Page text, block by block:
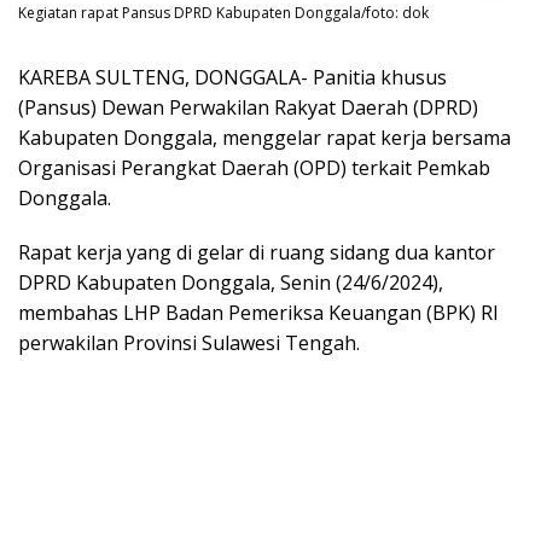
Kegiatan rapat Pansus DPRD Kabupaten Donggala/foto: dok
KAREBA SULTENG, DONGGALA- Panitia khusus
(Pansus) Dewan Perwakilan Rakyat Daerah (DPRD)
Kabupaten Donggala, menggelar rapat kerja bersama
Organisasi Perangkat Daerah (OPD) terkait Pemkab
Donggala.
Rapat kerja yang di gelar di ruang sidang dua kantor
DPRD Kabupaten Donggala, Senin (24/6/2024),
membahas LHP Badan Pemeriksa Keuangan (BPK) RI
perwakilan Provinsi Sulawesi Tengah.